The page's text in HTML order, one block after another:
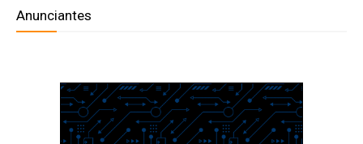
Anunciantes